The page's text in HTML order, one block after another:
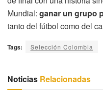
Mundial: ganar un grupo
tanto del fútbol como del
Tags: Selección Colombia
Noticias Relacionadas